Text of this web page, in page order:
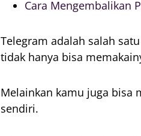
Cara Mengembalikan
Telegram adalah salah
tidak hanya bisa
Melainkan kamu juga bisa
sendiri.